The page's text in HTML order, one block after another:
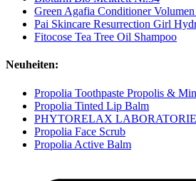
Green Agafia Conditioner
Pai Skincare Resurrection Girl
Fitocose Tea Tree Oil Shampoo
Neuheiten:
Propolia Toothpaste Propolis &
Propolia Tinted Lip Balm
PHYTORELAX
Propolia Face Scrub
Propolia Active Balm